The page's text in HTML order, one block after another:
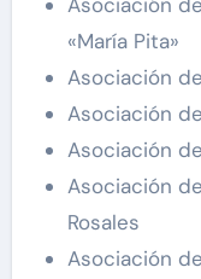
«María Pita»
Asociación
Asociación
Asociación
Asociación
Rosales
Asociación